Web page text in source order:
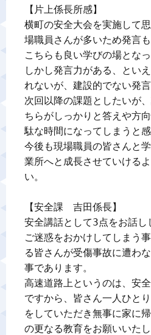
【片上係長所感】
横町の安全大会を実施して
場職員さんが多いため発言
こちらも良い学びの場となっ
しかし発言力がある、とい
れないが、建設的でない発
次回以降の課題としたいが
ちらがしっかりと答えや方
駄な時間になってしまうと感
今後も現場職員の皆さんと
業所へと成長させていける
い。
【安全課　吉田係長】
安全講話として3点をお話し
ご迷惑をおかけしてしまう
る皆さんが受傷事故に遭わ
事であります。
高速道路上というのは、安
ですから、皆さん一人ひと
をしていただき無事に家に
の更なる教育をお願いいたし